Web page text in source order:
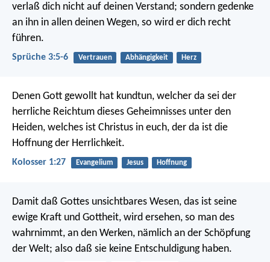
verlaß dich nicht auf deinen Verstand; sondern gedenke
an ihn in allen deinen Wegen, so wird er dich recht
führen.
Sprüche 3:5-6 Vertrauen Abhängigkeit Herz
Denen Gott gewollt hat kundtun, welcher da sei der
herrliche Reichtum dieses Geheimnisses unter den
Heiden, welches ist Christus in euch, der da ist die
Hoffnung der Herrlichkeit.
Kolosser 1:27 Evangelium Jesus Hoffnung
Damit daß Gottes unsichtbares Wesen, das ist seine
ewige Kraft und Gottheit, wird ersehen, so man des
wahrnimmt, an den Werken, nämlich an der Schöpfung
der Welt; also daß sie keine Entschuldigung haben.